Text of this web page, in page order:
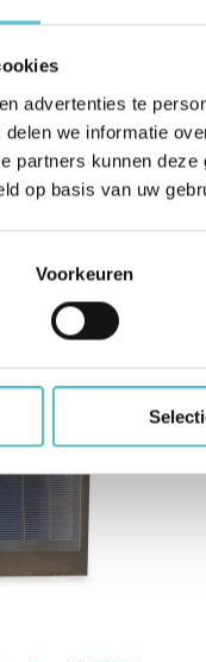
advertenties te
we informatie
partners kunnen
op basis van uw
Voorkeuren
waterkoeler